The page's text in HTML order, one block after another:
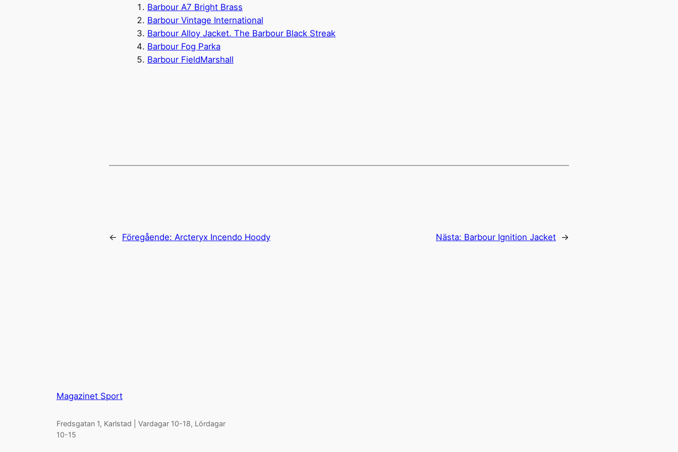
Barbour A7 Bright Brass
Barbour Vintage International
Barbour Alloy Jacket. The Barbour Black Streak
Barbour Fog Parka
Barbour FieldMarshall
← Föregående: Arcteryx Incendo Hoody Nästa: Barbour Ignition Jacket →
Magazinet Sport
Fredsgatan 1, Karlstad | Vardagar 10-18, Lördagar
10-15